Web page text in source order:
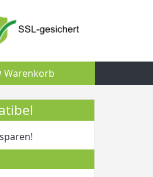
Warenkorb